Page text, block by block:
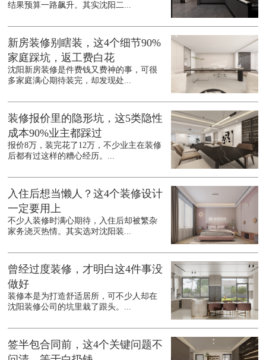
结果预算一路飙升。其实沈阳二...
新房装修别瞎装，这4个细节90%
家庭踩坑，返工费白花
沈阳新房装修是件费钱又费神的事，可很
多家庭满心期待装完，却发现处...
装修报价里的隐形坑，这5类隐性
成本90%业主都踩过
报价8万，装完花了12万，不少业主在装修
后都有过这样的糟心经历。...
入住后想当懒人？这4个装修设计
一定要用上
不少人装修时满心期待，入住后却被繁杂
家务浇灭热情。其实选对沈阳装...
曾经过度装修，才明白这4件事没
做好
装修本是为打造舒适居所，可不少人却在
沈阳装修公司的坑里栽了跟头。...
签半包合同前，这4个关键问题不